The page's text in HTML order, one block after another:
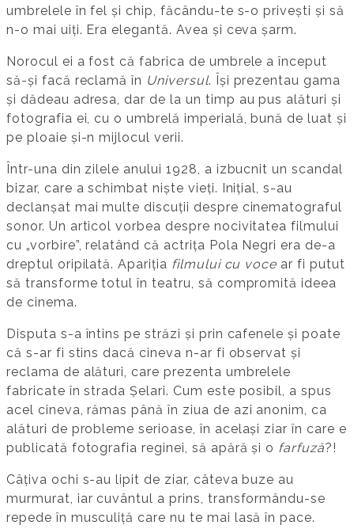
umbrelele în fel și chip, făcându-te s-o privești și să
n-o mai uiți. Era elegantă. Avea și ceva șarm.
Norocul ei a fost că fabrica de umbrele a început
să-și facă reclamă în Universul. Își prezentau gama
și dădeau adresa, dar de la un timp au pus alături și
fotografia ei, cu o umbrelă imperială, bună de luat și
pe ploaie și-n mijlocul verii.
Într-una din zilele anului 1928, a izbucnit un scandal
bizar, care a schimbat niște vieți. Inițial, s-au
declanșat mai multe discuții despre cinematograful
sonor. Un articol vorbea despre nocivitatea filmului
cu „vorbire”, relatând că actrița Pola Negri era de-a
dreptul oripilată. Apariția filmului cu voce ar fi putut
să transforme totul în teatru, să compromită ideea
de cinema.
Disputa s-a întins pe străzi și prin cafenele și poate
că s-ar fi stins dacă cineva n-ar fi observat și
reclama de alături, care prezenta umbrelele
fabricate în strada Șelari. Cum este posibil, a spus
acel cineva, rămas până în ziua de azi anonim, ca
alături de probleme serioase, în același ziar în care e
publicată fotografia reginei, să apără și o farfuză?!
Câțiva ochi s-au lipit de ziar, câteva buze au
murmurat, iar cuvântul a prins, transformându-se
repede în musculiță care nu te mai lasă în pace.